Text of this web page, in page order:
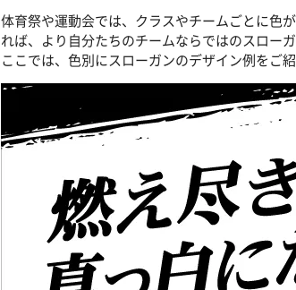
体育祭や運動会では、クラスやチームごとに色
れば、より自分たちのチームならではのスロー
ここでは、色別にスローガンのデザイン例をご紹